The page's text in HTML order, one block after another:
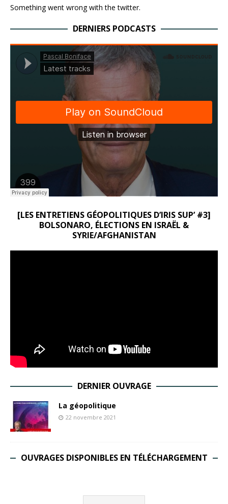
Something went wrong with the twitter.
DERNIERS PODCASTS
[LES ENTRETIENS GÉOPOLITIQUES D’IRIS SUP’ #3]
BOLSONARO, ÉLECTIONS EN ISRAËL &
SYRIE/AFGHANISTAN
DERNIER OUVRAGE
La géopolitique
22 novembre 2021
OUVRAGES DISPONIBLES EN TÉLÉCHARGEMENT